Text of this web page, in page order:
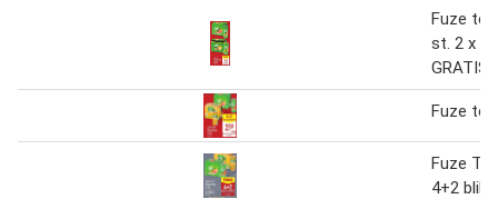
Fuze
st. 2 x 6
GRATIS
Fuze
Fuze
4+2